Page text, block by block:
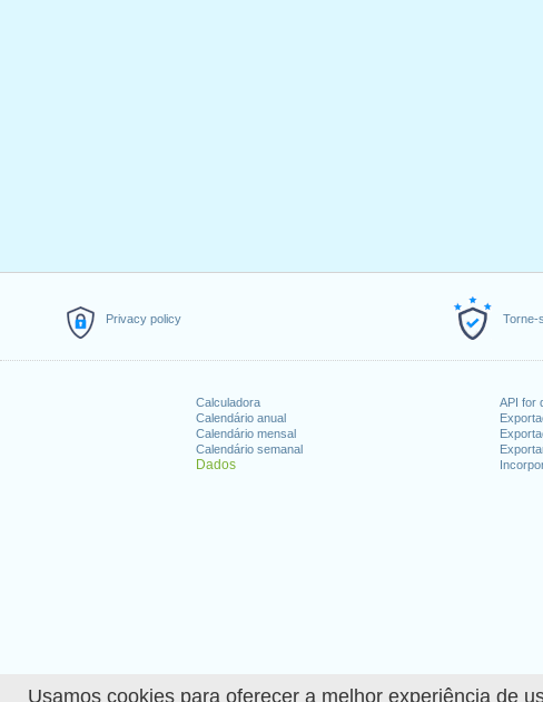
Usamos cookies para oferecer a melhor experiência de
Privacy policy Torne-
Calculadora
Calendário anual
Calendário mensal
Calendário semanal
Dados
API for